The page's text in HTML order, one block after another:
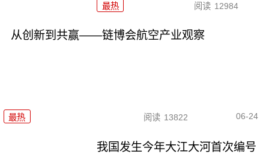
最热 阅读 12984
从创新到共赢——链博会航空产业观察
最热 阅读 13822 06-24
我国发生今年大江大河首次编号